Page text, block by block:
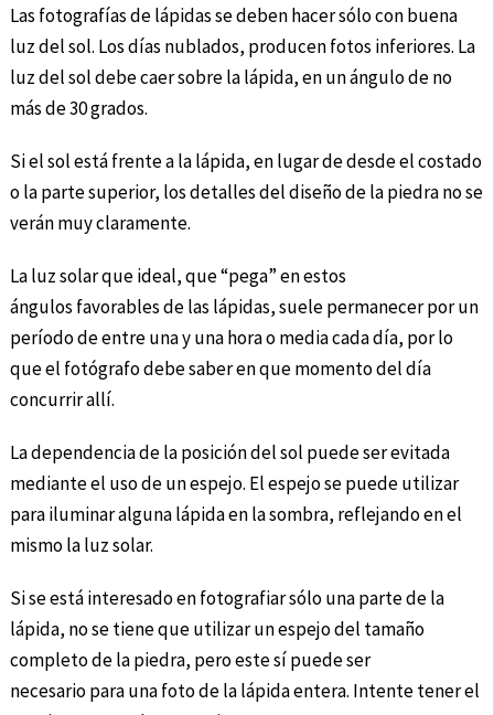
Las fotografías de lápidas se deben hacer sólo con buena
luz del sol. Los días nublados, producen fotos inferiores. La
luz del sol debe caer sobre la lápida, en un ángulo de no
más de 30 grados.
Si el sol está frente a la lápida, en lugar de desde el costado
o la parte superior, los detalles del diseño de la piedra no se
verán muy claramente.
La luz solar que ideal, que “pega” en estos
ángulos favorables de las lápidas, suele permanecer por un
período de entre una y una hora o media cada día, por lo
que el fotógrafo debe saber en que momento del día
concurrir allí.
La dependencia de la posición del sol puede ser evitada
mediante el uso de un espejo. El espejo se puede utilizar
para iluminar alguna lápida en la sombra, reflejando en el
mismo la luz solar.
Si se está interesado en fotografiar sólo una parte de la
lápida, no se tiene que utilizar un espejo del tamaño
completo de la piedra, pero este sí puede ser
necesario para una foto de la lápida entera. Intente tener el